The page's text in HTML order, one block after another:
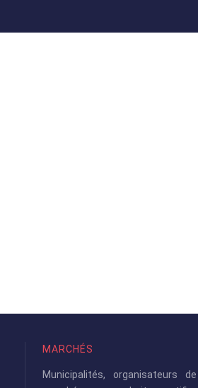
MARCHÉS
Municipalités, organisateurs de